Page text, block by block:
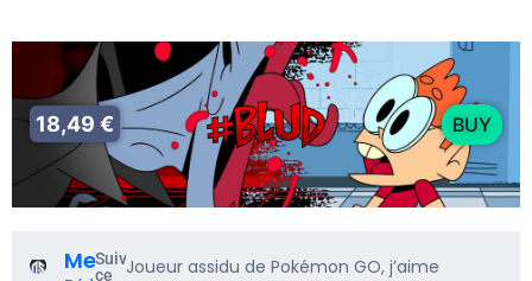
18,49 € BUY
Me5rine_
Suivre
ce
Joueur assidu de Pokémon GO, j’aime